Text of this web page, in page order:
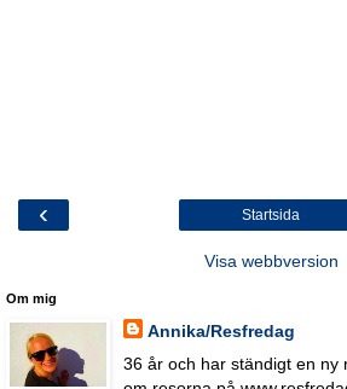
‹ Startsida
Visa webbversion
Om mig
Annika/Resfredag
36 år och har ständigt en ny